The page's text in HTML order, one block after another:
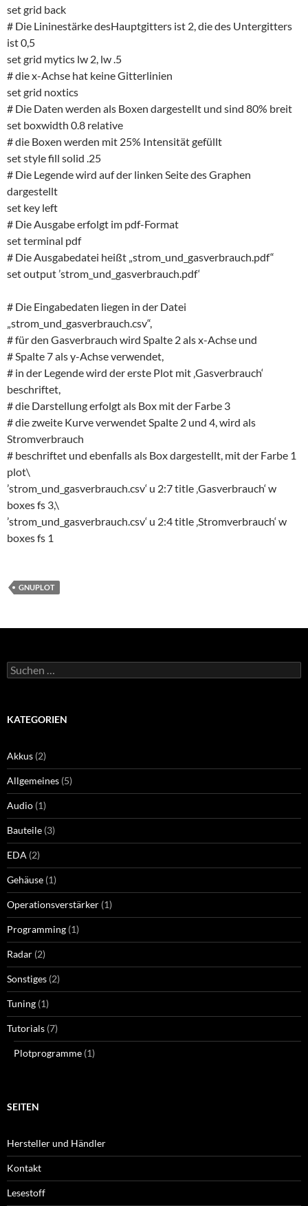
set grid back
# Die Lininestärke desHauptgitters ist 2, die des Untergitters
ist 0,5
set grid mytics lw 2, lw .5
# die x-Achse hat keine Gitterlinien
set grid noxtics
# Die Daten werden als Boxen dargestellt und sind 80% breit
set boxwidth 0.8 relative
# die Boxen werden mit 25% Intensität gefüllt
set style fill solid .25
# Die Legende wird auf der linken Seite des Graphen
dargestellt
set key left
# Die Ausgabe erfolgt im pdf-Format
set terminal pdf
# Die Ausgabedatei heißt „strom_und_gasverbrauch.pdf“
set output ’strom_und_gasverbrauch.pdf‘
# Die Eingabedaten liegen in der Datei
„strom_und_gasverbrauch.csv“,
# für den Gasverbrauch wird Spalte 2 als x-Achse und
# Spalte 7 als y-Achse verwendet,
# in der Legende wird der erste Plot mit ‚Gasverbrauch‘
beschriftet,
# die Darstellung erfolgt als Box mit der Farbe 3
# die zweite Kurve verwendet Spalte 2 und 4, wird als
Stromverbrauch
# beschriftet und ebenfalls als Box dargestellt, mit der Farbe 1
plot\
’strom_und_gasverbrauch.csv‘ u 2:7 title ‚Gasverbrauch‘ w
boxes fs 3,\
’strom_und_gasverbrauch.csv‘ u 2:4 title ‚Stromverbrauch‘ w
boxes fs 1
GNUPLOT
Suchen
nach:
KATEGORIEN
Akkus (2)
Allgemeines (5)
Audio (1)
Bauteile (3)
EDA (2)
Gehäuse (1)
Operationsverstärker (1)
Programming (1)
Radar (2)
Sonstiges (2)
Tuning (1)
Tutorials (7)
Plotprogramme (1)
SEITEN
Hersteller und Händler
Kontakt
Lesestoff